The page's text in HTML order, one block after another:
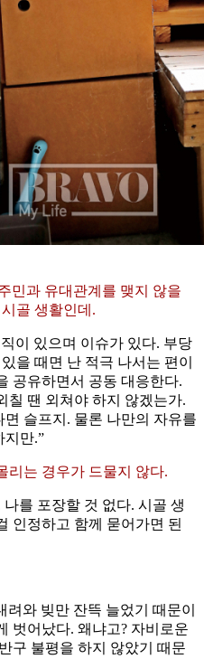
민과 유대관계를 맺지 않을
골 생활인데.
이 있으며 이슈가 있다. 부당
을 때면 난 적극 나서는 편이
공유하면서 공동 대응한다.
칠 땐 외쳐야 하지 않겠는가.
슬프지. 물론 나만의 자유를
지만.”
리는 경우가 드물지 않다.
를 포장할 것 없다. 시골 생
인정하고 함께 묻어가면 된
와 빚만 잔뜩 늘었기 때문이
벗어났다. 왜냐고? 자비로운
구 불평을 하지 않았기 때문